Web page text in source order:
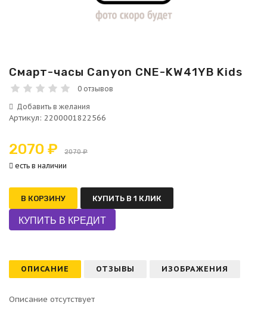
Смарт-часы Canyon CNE-KW41YB Kids
0 отзывов
Артикул: 2200001822566
2070 ₽ 2070 ₽
есть в наличии
В КОРЗИНУ КУПИТЬ В 1 КЛИК
ОПИСАНИЕ ОТЗЫВЫ ИЗОБРАЖЕНИЯ
Описание отсутствует